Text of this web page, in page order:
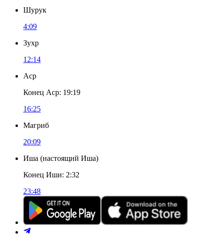
Шурук
4:09
Зухр
12:14
Аср
Конец Аср: 19:19
16:25
Магриб
20:09
Иша (настоящий Иша)
Конец Иши: 2:32
23:48